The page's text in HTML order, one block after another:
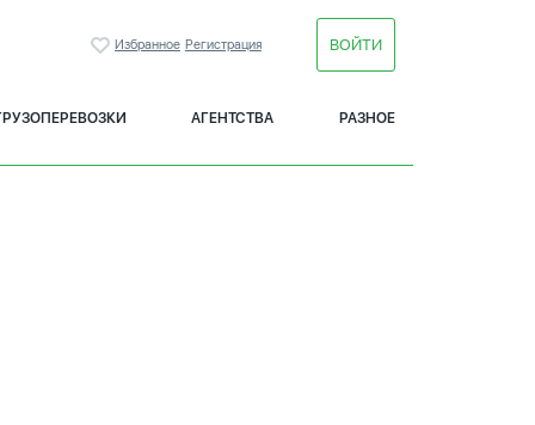
Избранное Регистрация ВОЙТИ
АГЕНТСТВА РАЗНОЕ